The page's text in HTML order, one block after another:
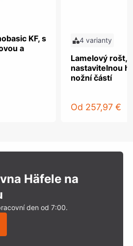
KF, s
a
4 varianty
Lamelový rošt,
nastavitelnou
nožní částí
Od 257,97 €
Häfele na
den od 7:00.